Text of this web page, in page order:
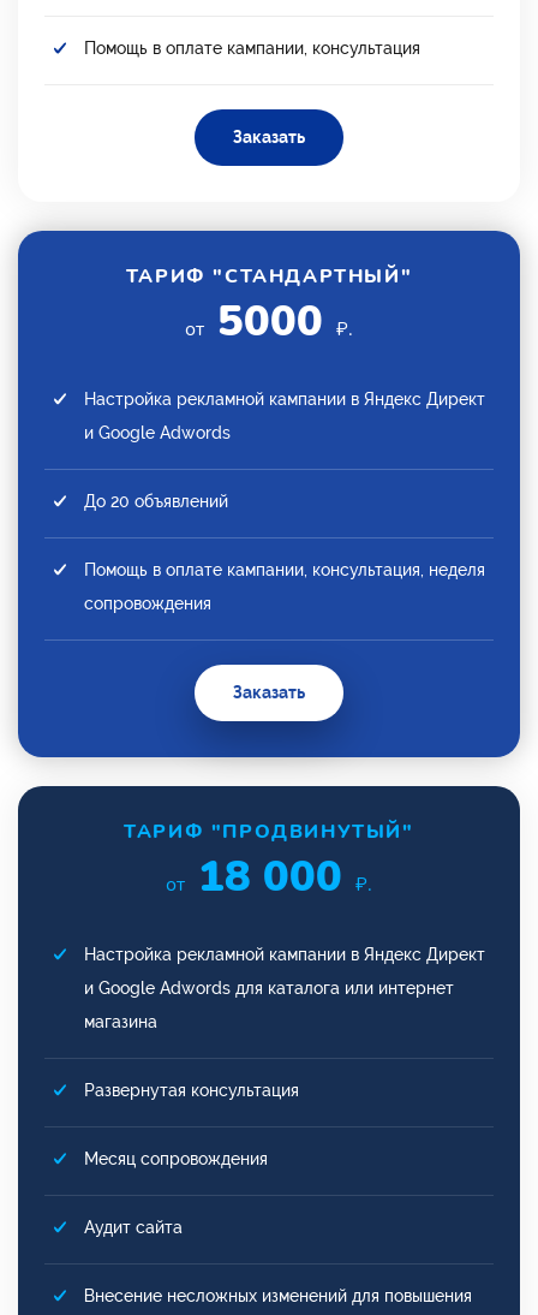
Помощь в оплате кампании, консультация
Заказать
ТАРИФ "СТАНДАРТНЫЙ"
от 5000 ₽.
Настройка рекламной кампании в Яндекс Директ
и Google Adwords
До 20 объявлений
Помощь в оплате кампании, консультация, неделя
сопровождения
Заказать
ТАРИФ "ПРОДВИНУТЫЙ"
от 18 000 ₽.
Настройка рекламной кампании в Яндекс Директ
и Google Adwords для каталога или интернет
магазина
Развернутая консультация
Месяц сопровождения
Аудит сайта
Внесение несложных изменений для повышения